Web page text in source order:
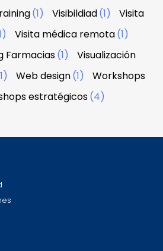
(1) Visibildiad(1)
Visita
Visita médica remota(1)
Farmacias(1)
Visualización
Web design(1)
Workshops
estratégicos(4)